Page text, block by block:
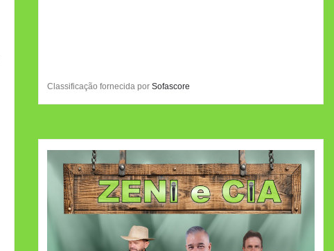
Classificação fornecida por Sofascore